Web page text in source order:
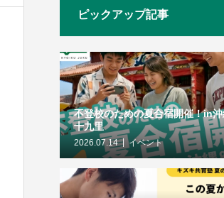
ピックアップ記事
不登校のための夏合宿開催！in
十九里
2026.07.14 イベント